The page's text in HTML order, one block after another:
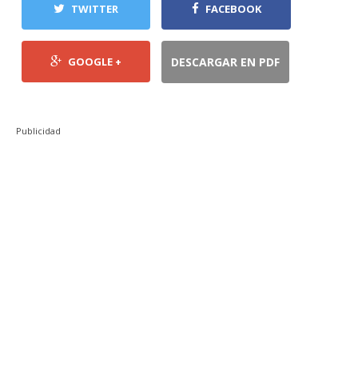
TWITTER FACEBOOK
GOOGLE + DESCARGAR EN PDF
Publicidad